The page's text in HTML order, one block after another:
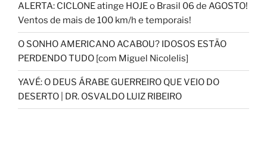
ALERTA: CICLONE atinge HOJE o Brasil 06 de AGOSTO!
Ventos de mais de 100 km/h e temporais!
O SONHO AMERICANO ACABOU? IDOSOS ESTÃO
PERDENDO TUDO [com Miguel Nicolelis]
YAVÉ: O DEUS ÁRABE GUERREIRO QUE VEIO DO
DESERTO | DR. OSVALDO LUIZ RIBEIRO